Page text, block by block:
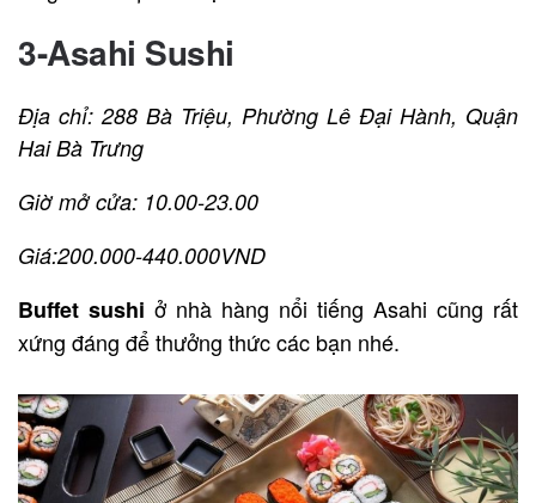
3-Asahi Sushi
Địa chỉ: 288 Bà Triệu, Phường Lê Đại Hành, Quận
Hai Bà Trưng
Giờ mở cửa: 10.00-23.00
Giá:200.000-440.000VND
Buffet sushi ở nhà hàng nổi tiếng Asahi cũng rất
xứng đáng để thưởng thức các bạn nhé.